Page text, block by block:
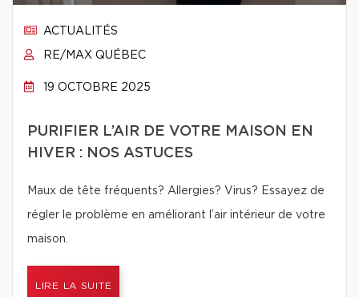
ACTUALITÉS
RE/MAX QUÉBEC
19 OCTOBRE 2025
PURIFIER L’AIR DE VOTRE MAISON EN
HIVER : NOS ASTUCES
Maux de tête fréquents? Allergies? Virus? Essayez de
régler le problème en améliorant l’air intérieur de votre
maison.
LIRE LA SUITE